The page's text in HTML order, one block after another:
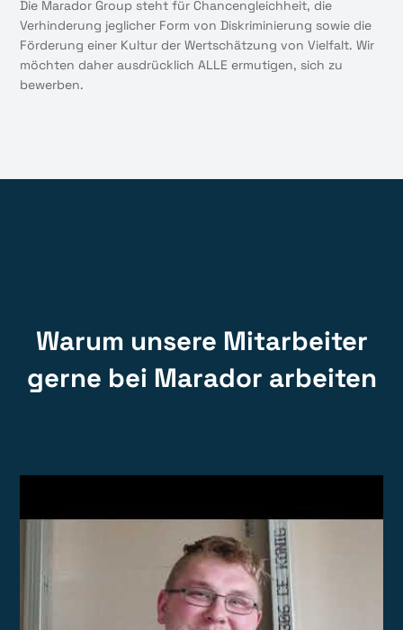
Die Marador Group steht für Chancengleichheit, die
Verhinderung jeglicher Form von Diskriminierung sowie die
Förderung einer Kultur der Wertschätzung von Vielfalt. Wir
möchten daher ausdrücklich ALLE ermutigen, sich zu
bewerben.
Warum unsere Mitarbeiter
gerne bei Marador arbeiten